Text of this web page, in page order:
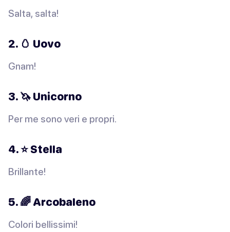
Salta, salta!
2. 🥚 Uovo
Gnam!
3. 🦄 Unicorno
Per me sono veri e propri.
4. ⭐️ Stella
Brillante!
5. 🌈 Arcobaleno
Colori bellissimi!